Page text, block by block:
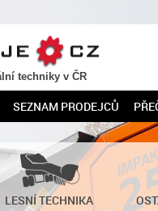
techniky v ČR
SEZNAM PRODEJCŮ
LESNÍ TECHNIKA